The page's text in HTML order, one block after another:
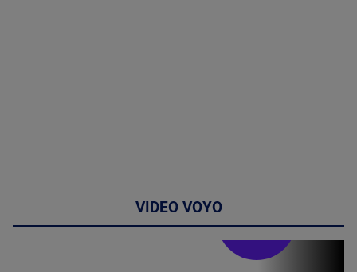
VIDEO VOYO